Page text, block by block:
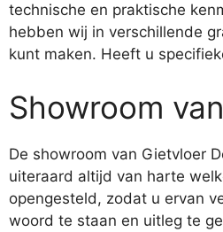
technische en praktische
hebben wij in verschillende
kunt maken. Heeft u
Showroom
De showroom van Gietvloer
uiteraard altijd van harte
opengesteld, zodat u ervan
woord te staan en uitleg te